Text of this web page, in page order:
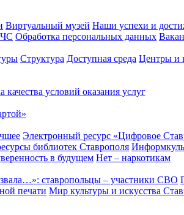
Виртуальный музей Наши успехи и
ЧС Обработка персональных данных
Структура Доступная среда Центры и
качества условий оказания услуг
Электронный ресурс «Цифровое
библиотек Ставрополя
в будущем Нет – наркотикам
ставропольцы – участники СВО
печати Мир культуры и искусства